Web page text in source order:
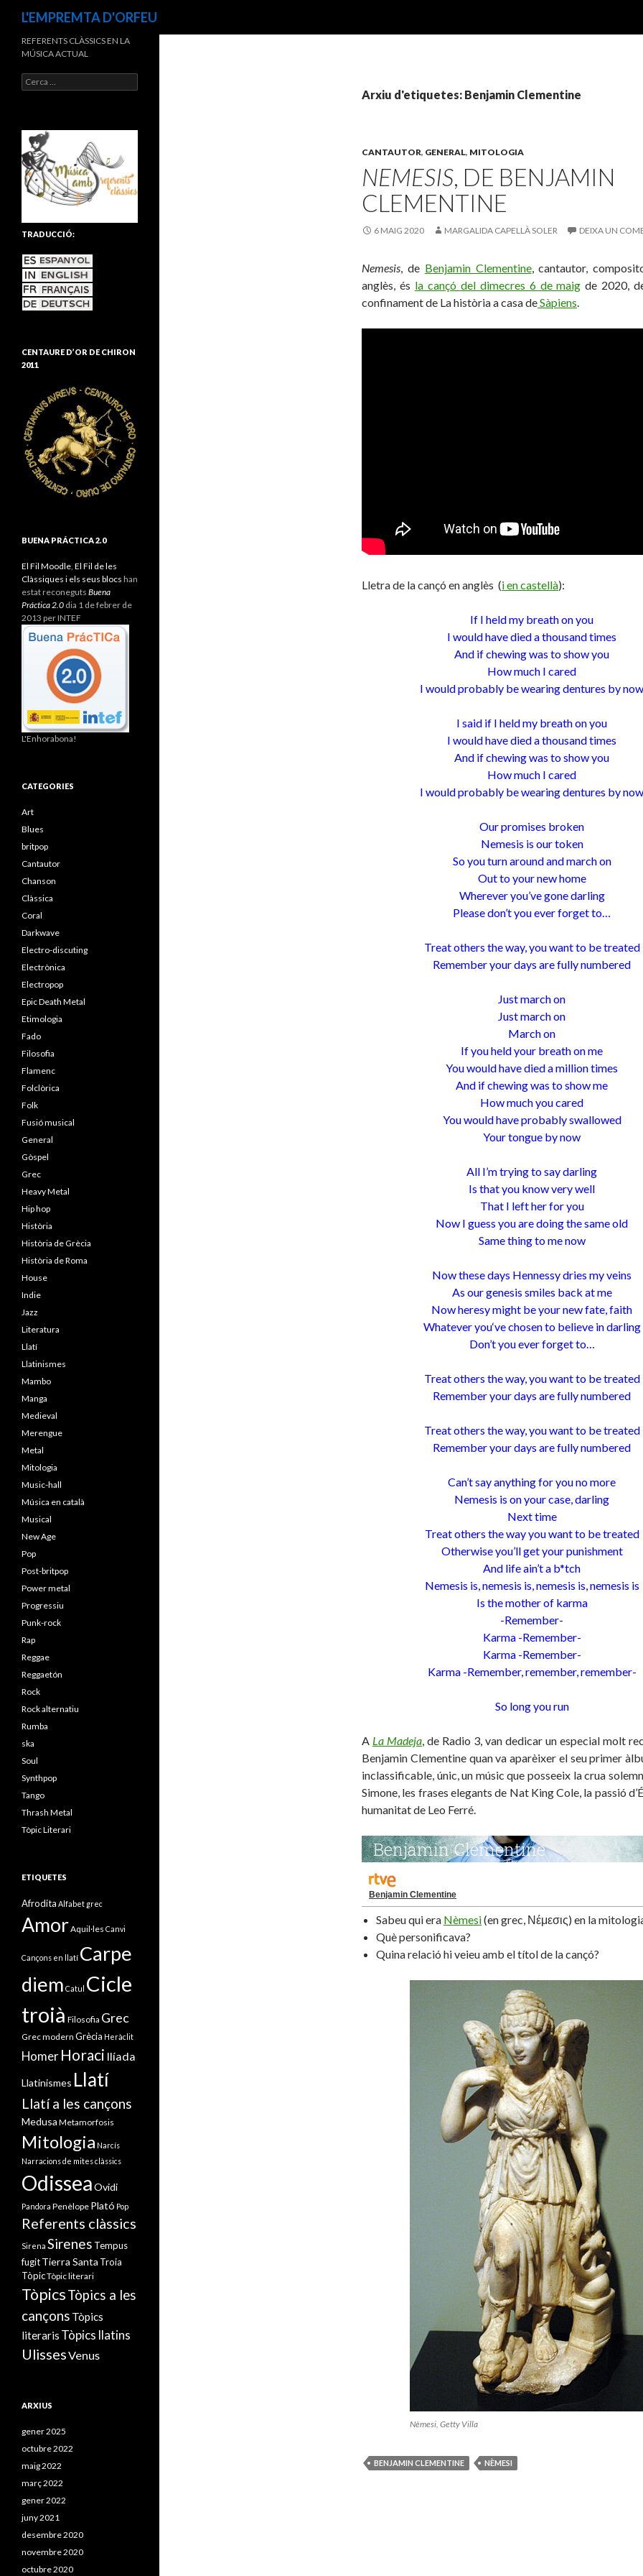
L'EMPREMTA D'ORFEU
Arxiu d'etiquetes: Benjamin Clementine
CANTAUTOR, GENERAL, MITOLOGIA
NEMESIS, DE BENJAMIN
CLEMENTINE
6 MAIG 2020 MARGALIDA CAPELLÀ SOLER DEIXA UN
Nemesis, de Benjamin Clementine, cantautor,
anglès, és la cançó del dimecres 6 de maig de 2020,
confinament de La història a casa deSàpiens.
Lletra de la cançó en anglès (i en castellà):
If I held my breath on you
I would have died a thousand times
And if chewing was to show you
How much I cared
I would probably be wearing dentures by now
I said if I held my breath on you
I would have died a thousand times
And if chewing was to show you
How much I cared
I would probably be wearing dentures by now
Our promises broken
Nemesis is our token
So you turn around and march on
Out to your new home
Wherever you’ve gone darling
Please don’t you ever forget to…
Treat others the way, you want to be treated
Remember your days are fully numbered
Just march on
Just march on
March on
If you held your breath on me
You would have died a million times
And if chewing was to show me
How much you cared
You would have probably swallowed
Your tongue by now
All I’m trying to say darling
Is that you know very well
That I left her for you
Now I guess you are doing the same old
Same thing to me now
Now these days Hennessy dries my veins
As our genesis smiles back at me
Now heresy might be your new fate, faith
Whatever you‘ve chosen to believe in darling
Don’t you ever forget to…
Treat others the way, you want to be treated
Remember your days are fully numbered
Treat others the way, you want to be treated
Remember your days are fully numbered
Can’t say anything for you no more
Nemesis is on your case, darling
Next time
Treat others the way you want to be treated
Otherwise you’ll get your punishment
And life ain’t a b*tch
Nemesis is, nemesis is, nemesis is, nemesis is
Is the mother of karma
-Remember-
Karma -Remember-
Karma -Remember-
Karma -Remember, remember, remember-
So long you run
A La Madeja, de Radio 3, van dedicar un especial molt
Benjamin Clementine quan va aparèixer el seu primer
inclassificable, únic, un músic que posseeix la crua
Simone, les frases elegants de Nat King Cole, la passió
humanitat de Leo Ferré.
Benjamin Clementine
Sabeu qui era Nèmesi(en grec, Νέμεσις) en la
Què personificava?
Quina relació hi veieu amb el títol de la cançó?
Nèmesi, Getty Villa
BENJAMIN CLEMENTINE NÈMESI
REFERENTS CLÀSSICS EN LA
MÚSICA ACTUAL
C
e
a
TRADUCCIÓ:
CENTAURE D’OR DE CHIRON
2011
BUENA PRÁCTICA 2.0
El Fil Moodle, El Fil de les
Clàssiques i els seus blocs han
estat reconeguts Buena
Práctica 2.0 dia 1 de febrer de
2013 per INTEF
L'Enhorabona!
CATEGORIES
Art
Blues
britpop
Cantautor
Chanson
Clàssica
Coral
Darkwave
Electro-discuting
Electrònica
Electropop
Epic Death Metal
Etimologia
Fado
Filosofia
Flamenc
Folclòrica
Folk
Fusió musical
General
Gòspel
Grec
Heavy Metal
Hip hop
Història
Història de Grècia
Història de Roma
House
Indie
Jazz
Literatura
Llatí
Llatinismes
Mambo
Manga
Medieval
Merengue
Metal
Mitologia
Music-hall
Música en català
Musical
New Age
Pop
Post-britpop
Power metal
Progressiu
Punk-rock
Rap
Reggae
Reggaetón
Rock
Rock alternatiu
Rumba
ska
Soul
Synthpop
Tango
Thrash Metal
Tòpic Literari
ETIQUETES
Afrodita Alfabet grec
AmorAquil·les Canvi
Cançons en llatí Carpe
diem Catul Cicle
troià Filosofia Grec
Grec modern Grècia Heràclit
HomerHoraci Ilíada
Llatinismes Llatí
Llatí a les cançons
Medusa Metamorfosis
Mitologia Narcís
Narracions de mites clàssics
OdisseaOvidi
Pandora Penèlope Plató Pop
Referents clàssics
Sirena Sirenes Tempus
fugitTierra Santa Troia
TòpicTòpic literari
TòpicsTòpics a les
cançons Tòpics
literaris Tòpics llatins
UlissesVenus
ARXIUS
gener 2025
octubre 2022
maig 2022
març 2022
gener 2022
juny 2021
desembre 2020
novembre 2020
octubre 2020